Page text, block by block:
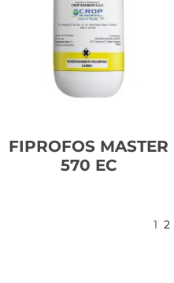
FIPROFOS MASTER
570 EC
1 2